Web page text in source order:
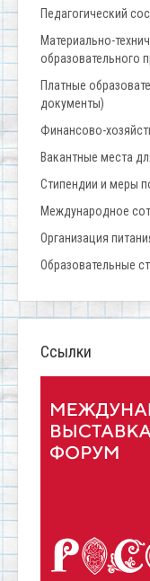
Педагогический
Материально-
образовательного
Платные
документы)
Финансово-
Вакантные места
Стипендии и меры
Международное
Организация
Образовательные
Ссылки